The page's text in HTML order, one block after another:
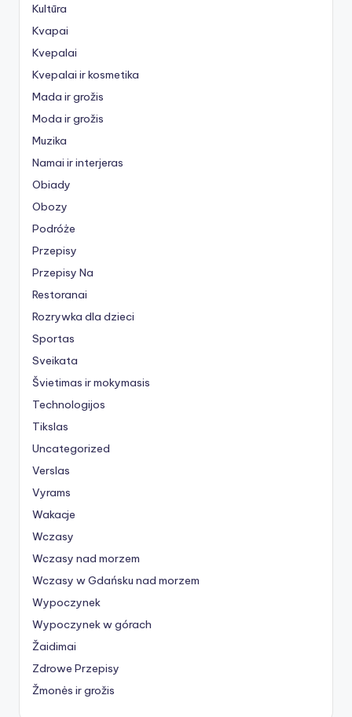
Kultūra
Kvapai
Kvepalai
Kvepalai ir kosmetika
Mada ir grožis
Moda ir grožis
Muzika
Namai ir interjeras
Obiady
Obozy
Podróże
Przepisy
Przepisy Na
Restoranai
Rozrywka dla dzieci
Sportas
Sveikata
Švietimas ir mokymasis
Technologijos
Tikslas
Uncategorized
Verslas
Vyrams
Wakacje
Wczasy
Wczasy nad morzem
Wczasy w Gdańsku nad morzem
Wypoczynek
Wypoczynek w górach
Žaidimai
Zdrowe Przepisy
Žmonės ir grožis